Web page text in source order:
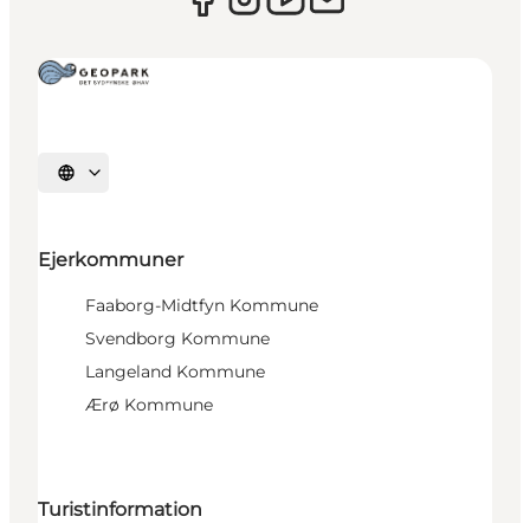
Vælg sprog
Ejerkommuner
Faaborg-Midtfyn Kommune
Svendborg Kommune
Langeland Kommune
Ærø Kommune
Turistinformation